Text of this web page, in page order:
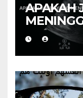
APAKAH
IBUNYA